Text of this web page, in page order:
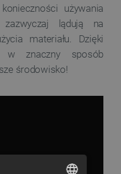
używania
lądują na
materiału. Dzięki
w znaczny sposób
środowisko!